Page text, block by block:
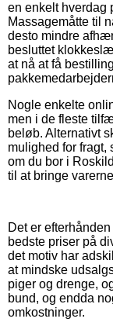
en enkelt hverdag
Massagemåtte til
desto mindre
besluttet
at nå at få
Nogle enkelte
men i de fleste
beløb. Alternativt
mulighed for fragt,
om du bor i
til at bringe
Det er
bedste priser på
det motiv har
at mindske
piger og drenge,
bund, og endda
omkostninger.